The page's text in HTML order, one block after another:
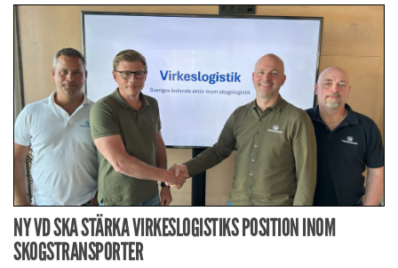
NY VD SKA STÄRKA VIRKESLOGISTIKS POSITION INOM
SKOGSTRANSPORTER